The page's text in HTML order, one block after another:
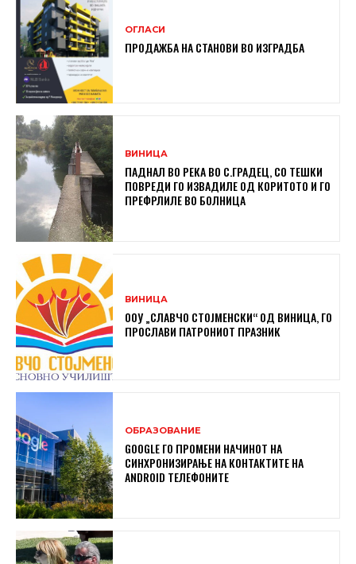
ОГЛАСИ
ПРОДАЖБА НА СТАНОВИ ВО ИЗГРАДБА
ВИНИЦА
ПАДНАЛ ВО РЕКА ВО С.ГРАДЕЦ, СО ТЕШКИ
ПОВРЕДИ ГО ИЗВАДИЛЕ ОД КОРИТОТО И ГО
ПРЕФРЛИЛЕ ВО БОЛНИЦА
ВИНИЦА
ООУ „СЛАВЧО СТОЈМЕНСКИ“ ОД ВИНИЦА, ГО
ПРОСЛАВИ ПАТРОНИОТ ПРАЗНИК
ОБРАЗОВАНИЕ
GOOGLE ГО ПРОМЕНИ НАЧИНОТ НА
СИНХРОНИЗИРАЊЕ НА КОНТАКТИТЕ НА
ANDROID ТЕЛЕФОНИТЕ